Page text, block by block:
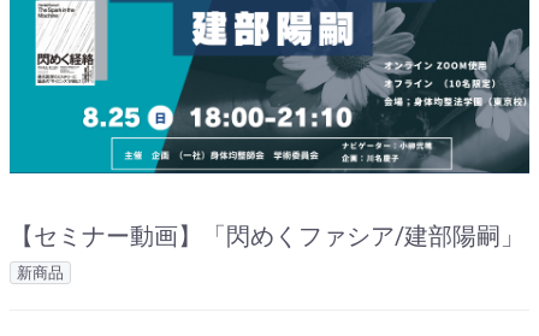
【セミナー動画】「閃めくファシア/建部陽嗣」
新商品